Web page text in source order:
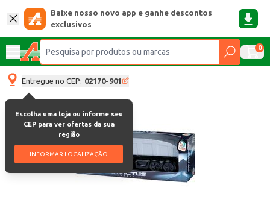
Baixe nosso novo app e ganhe descontos
exclusivos
0
Entregue no CEP: 02170-901
Escolha uma loja ou informe seu
CEP para ver ofertas da sua
região
INFORMAR LOCALIZAÇÃO